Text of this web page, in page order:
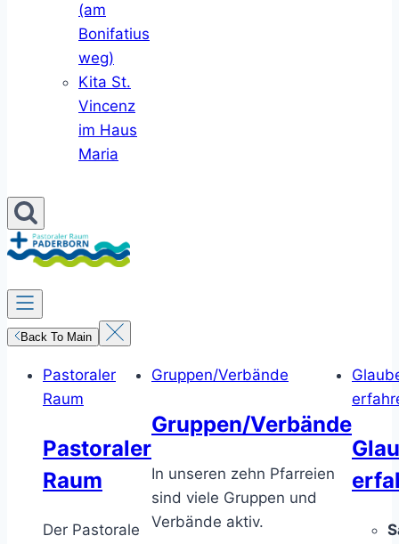
(am
Bonifatius
weg)
Kita St.
Vincenz
im Haus
Maria
Back To Main
Pastoraler
Raum
Pastoraler
Raum
Der Pastorale
Gruppen/Verbände
Gruppen/Verbände
In unseren zehn Pfarreien
sind viele Gruppen und
Verbände aktiv.